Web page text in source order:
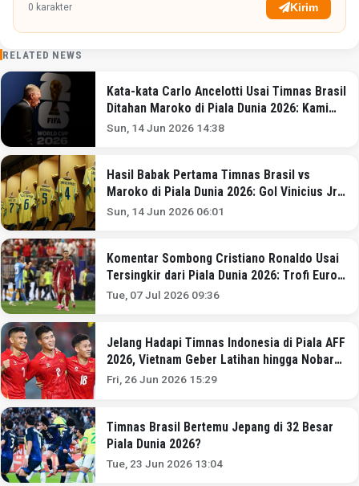
0 karakter Kirim
RELATED NEWS
Kata-kata Carlo Ancelotti Usai Timnas Brasil
Ditahan Maroko di Piala Dunia 2026: Kami
Bisa Lebih Baik!
Sun, 14 Jun 2026 14:38
Hasil Babak Pertama Timnas Brasil vs
Maroko di Piala Dunia 2026: Gol Vinicius Jr
Selamatkan Muka Brasil!
Sun, 14 Jun 2026 06:01
Komentar Sombong Cristiano Ronaldo Usai
Tersingkir dari Piala Dunia 2026: Trofi Euro
2016 Setara Piala Dunia
Tue, 07 Jul 2026 09:36
Jelang Hadapi Timnas Indonesia di Piala AFF
2026, Vietnam Geber Latihan hingga Nobar
Piala Dunia 2026
Fri, 26 Jun 2026 15:29
Timnas Brasil Bertemu Jepang di 32 Besar
Piala Dunia 2026?
Tue, 23 Jun 2026 13:04